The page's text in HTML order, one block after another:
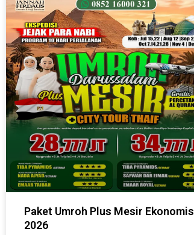
Paket Umroh Plus Mesir Ekonomis
2026